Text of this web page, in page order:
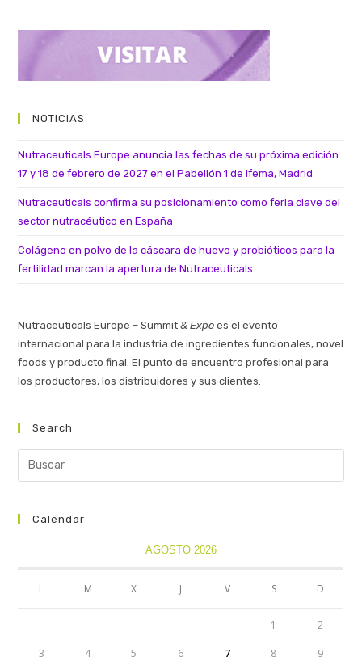
NOTICIAS
Nutraceuticals Europe anuncia las fechas de su próxima edición:
17 y 18 de febrero de 2027 en el Pabellón 1 de Ifema, Madrid
Nutraceuticals confirma su posicionamiento como feria clave del
sector nutracéutico en España
Colágeno en polvo de la cáscara de huevo y probióticos para la
fertilidad marcan la apertura de Nutraceuticals
Nutraceuticals Europe – Summit& Expo es el evento
internacional para la industria de ingredientes funcionales, novel
foods y producto final. El punto de encuentro profesional para
los productores, los distribuidores y sus clientes.
Search
Calendar
AGOSTO 2026
L M X J V S D
1 2
3 4 5 6 7 8 9